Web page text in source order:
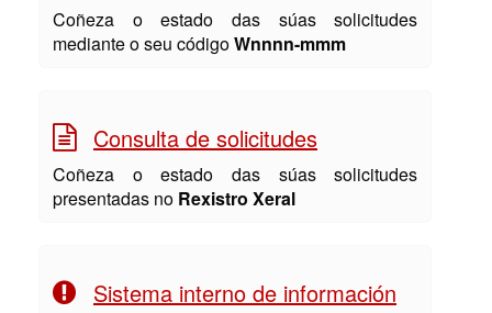
Coñeza o estado das súas solicitudes
mediante o seu códigoWnnnn-mmm
Consulta de solicitudes
Coñeza o estado das súas solicitudes
presentadas no Rexistro Xeral
Sistema interno de información